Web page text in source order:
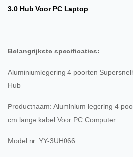
3.0 Hub Voor PC Laptop
Belangrijkste specificaties:
Aluminiumlegering 4 poorten
Hub
Productnaam: Aluminium legering 4
cm lange kabel Voor PC Computer
Model nr.:YY-3UH066